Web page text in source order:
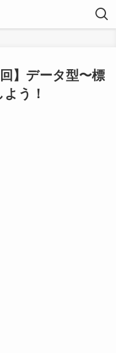
】データ型〜標
う！